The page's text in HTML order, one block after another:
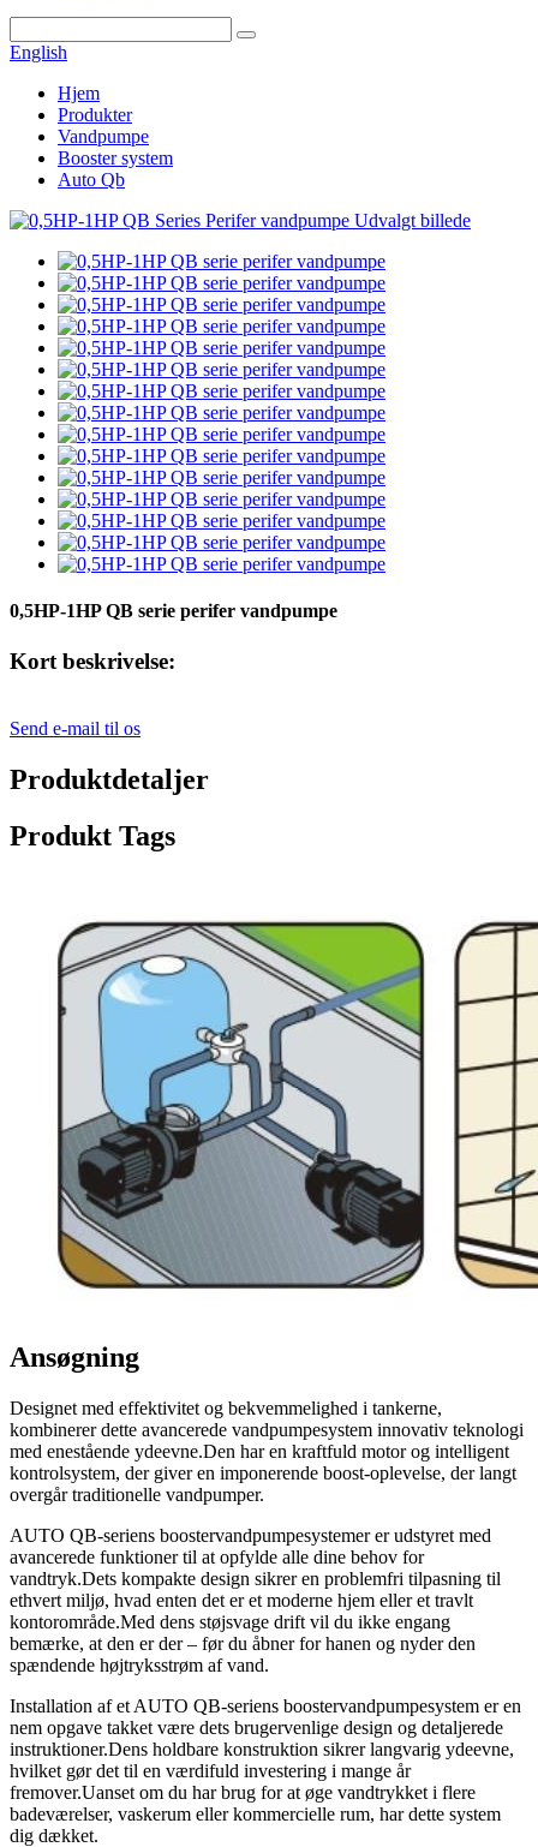
English
Hjem
Produkter
Vandpumpe
Booster system
Auto Qb
0,5HP-1HP QB serie perifer vandpumpe
Kort beskrivelse:
Send e-mail til os
Produktdetaljer
Produkt Tags
Ansøgning
Designet med effektivitet og bekvemmelighed i tankerne,
kombinerer dette avancerede vandpumpesystem innovativ teknologi
med enestående ydeevne.Den har en kraftfuld motor og intelligent
kontrolsystem, der giver en imponerende boost-oplevelse, der langt
overgår traditionelle vandpumper.
AUTO QB-seriens boostervandpumpesystemer er udstyret med
avancerede funktioner til at opfylde alle dine behov for
vandtryk.Dets kompakte design sikrer en problemfri tilpasning til
ethvert miljø, hvad enten det er et moderne hjem eller et travlt
kontorområde.Med dens støjsvage drift vil du ikke engang
bemærke, at den er der – før du åbner for hanen og nyder den
spændende højtryksstrøm af vand.
Installation af et AUTO QB-seriens boostervandpumpesystem er en
nem opgave takket være dets brugervenlige design og detaljerede
instruktioner.Dens holdbare konstruktion sikrer langvarig ydeevne,
hvilket gør det til en værdifuld investering i mange år
fremover.Uanset om du har brug for at øge vandtrykket i flere
badeværelser, vaskerum eller kommercielle rum, har dette system
dig dækket.